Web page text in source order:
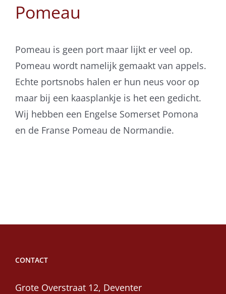
Pomeau
Pomeau is geen port maar lijkt er veel op.
Pomeau wordt namelijk gemaakt van appels.
Echte portsnobs halen er hun neus voor op
maar bij een kaasplankje is het een gedicht.
Wij hebben een Engelse Somerset Pomona
en de Franse Pomeau de Normandie.
CONTACT
Grote Overstraat 12, Deventer